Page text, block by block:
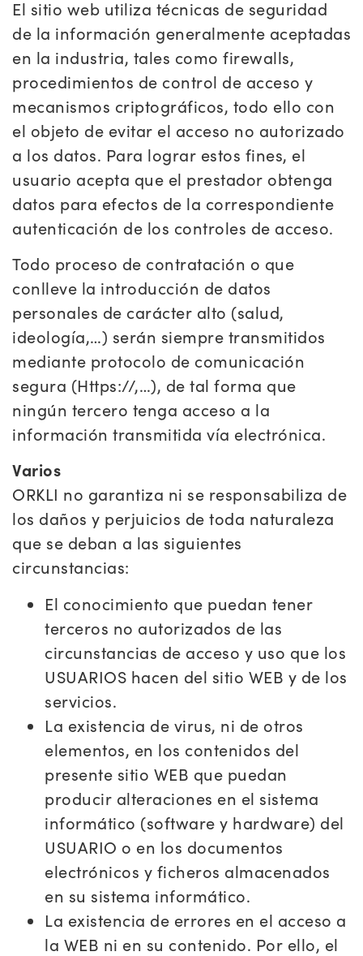
El sitio web utiliza técnicas de seguridad
de la información generalmente aceptadas
en la industria, tales como firewalls,
procedimientos de control de acceso y
mecanismos criptográficos, todo ello con
el objeto de evitar el acceso no autorizado
a los datos. Para lograr estos fines, el
usuario acepta que el prestador obtenga
datos para efectos de la correspondiente
autenticación de los controles de acceso.
Todo proceso de contratación o que
conlleve la introducción de datos
personales de carácter alto (salud,
ideología,…) serán siempre transmitidos
mediante protocolo de comunicación
segura (Https://,…), de tal forma que
ningún tercero tenga acceso a la
información transmitida vía electrónica.
Varios
ORKLI no garantiza ni se responsabiliza de
los daños y perjuicios de toda naturaleza
que se deban a las siguientes
circunstancias:
El conocimiento que puedan tener
terceros no autorizados de las
circunstancias de acceso y uso que los
USUARIOS hacen del sitio WEB y de los
servicios.
La existencia de virus, ni de otros
elementos, en los contenidos del
presente sitio WEB que puedan
producir alteraciones en el sistema
informático (software y hardware) del
USUARIO o en los documentos
electrónicos y ficheros almacenados
en su sistema informático.
La existencia de errores en el acceso a
la WEB ni en su contenido. Por ello, el